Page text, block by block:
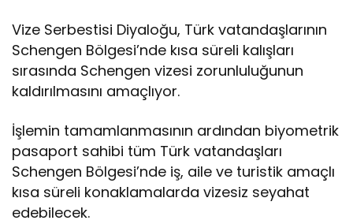
Vize Serbestisi Diyaloğu, Türk vatandaşlarının
Schengen Bölgesi’nde kısa süreli kalışları
sırasında Schengen vizesi zorunluluğunun
kaldırılmasını amaçlıyor.​​​​​​​
İşlemin tamamlanmasının ardından biyometrik
pasaport sahibi tüm Türk vatandaşları
Schengen Bölgesi’nde iş, aile ve turistik amaçlı
kısa süreli konaklamalarda vizesiz seyahat
edebilecek.